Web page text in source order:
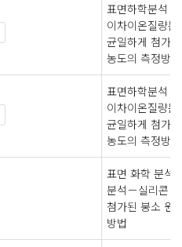
표면하학분석 -
이차이온질량
균일하게 첨가
농도의 측정방법
표면하학분석 -
이차이온질량
균일하게 첨가
농도의 측정방법
표면 화학 분석
분석－실리콘
첨가된 붕소 원
방법